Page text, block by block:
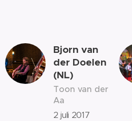
Bjorn van
der Doelen
(NL)
Toon van der
Aa
2 juli 2017